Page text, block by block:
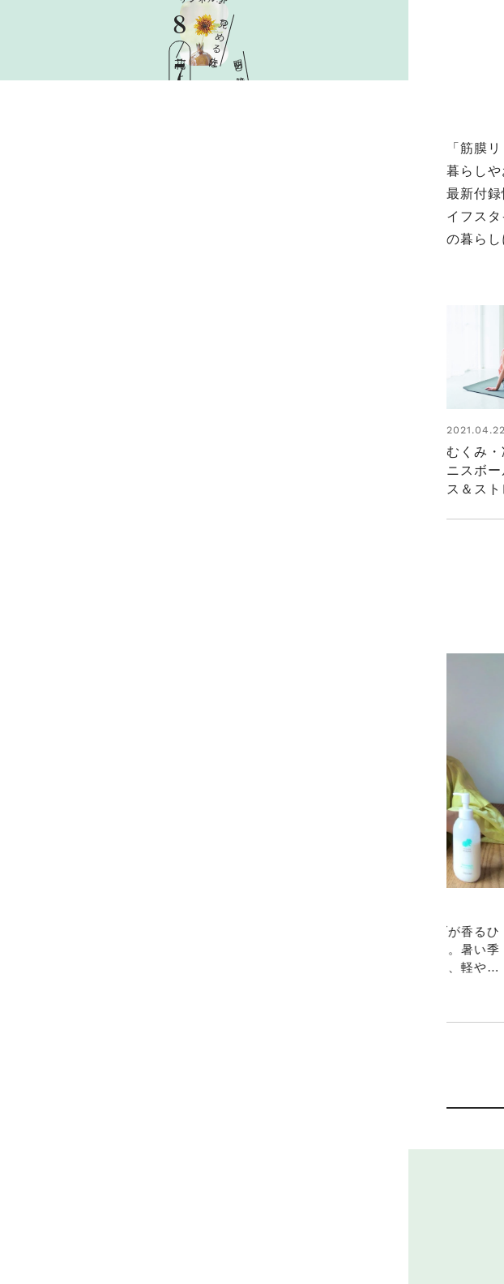
つ
め
る
先
は と
憧
れ
8
7
花ごよみ
「筋膜
暮らし
最新付
イフス
の暮らし
2021.04.22
むくみ
ニスボ
ス＆ス
真夏に向けて、ハーブが香るひ
んやりジェルと出合う。暑い季
節に心地よくうるおう、軽やか